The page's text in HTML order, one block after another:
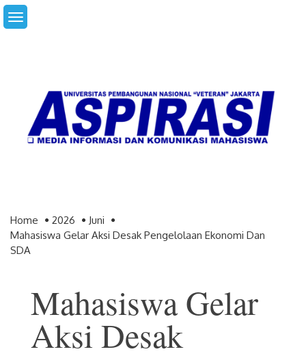
Skip
to
Home 2026
Juni
Mahasiswa Gelar Aksi Desak Pengelolaan Ekonomi Dan
SDA
Mahasiswa Gelar
Aksi Desak